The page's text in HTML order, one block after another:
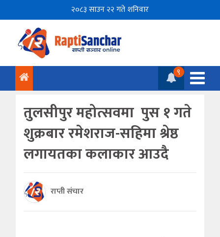
२०८३ साउन २२ गते शनिवार
९
तुलसीपुर महोत्सवमा पुस १ गते
शुक्रबार रमेशराज-सहिमा श्रेष्ठ
लगायतका कलाकार आउदै
राप्ती संचार